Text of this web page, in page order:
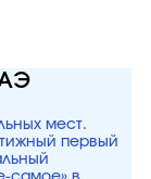
мест.
первый